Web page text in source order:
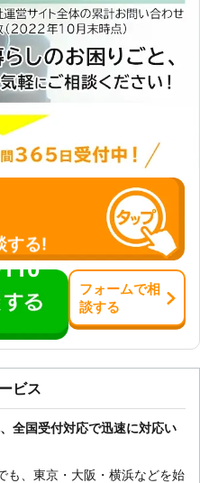
する!
フォームで相
談する
ビス
全国受付対応で迅速に対応い
も、東京・大阪・横浜などを始